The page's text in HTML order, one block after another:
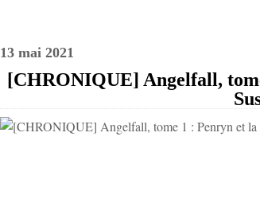
13 mai 2021
[CHRONIQUE] Angelfall,